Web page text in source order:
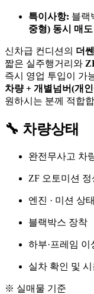
특이사항: 블랙
중형) 동시 매
신차급 컨디션의 더
짧은 실주행거리와
즉시 영업 투입이 가
차량 + 개별넘버(개
원하시는 분께 적합
🔧 차량상태
완전무사고 차
ZF 오토미션 정
엔진 · 미션 상
블랙박스 장착
하부·프레임 이
실차 확인 및
※ 실매물 기준